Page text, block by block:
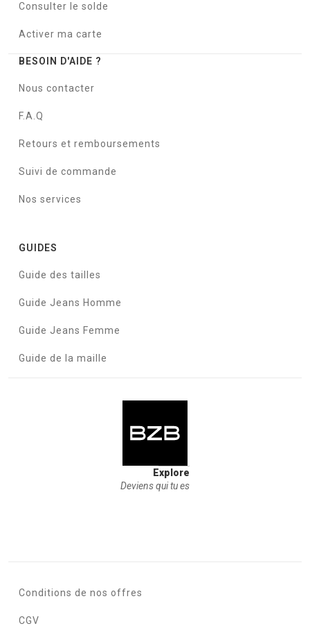
Consulter le solde
Activer ma carte
BESOIN D'AIDE ?
Nous contacter
F.A.Q
Retours et remboursements
Suivi de commande
Nos services
GUIDES
Guide des tailles
Guide Jeans Homme
Guide Jeans Femme
Guide de la maille
Explore
Deviens qui tu es
Conditions de nos offres
CGV